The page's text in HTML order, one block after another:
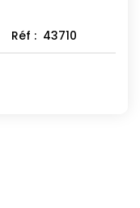
Réf : 43710